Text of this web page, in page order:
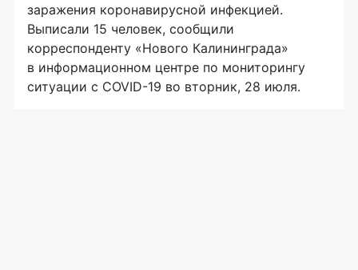
заражения коронавирусной инфекцией.
Выписали 15 человек, сообщили
корреспонденту «Нового Калининграда»
в информационном центре по мониторингу
ситуации с COVID-19 во вторник, 28 июля.